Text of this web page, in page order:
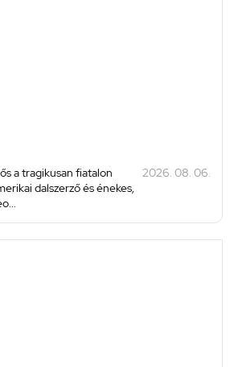
a tragikusan fiatalon
dalszerző és énekes,
2026. 08. 06.